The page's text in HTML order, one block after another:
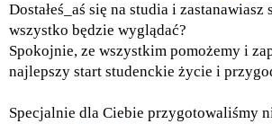
Dostałeś_aś się na studia i
wszystko będzie wyglądać?
Spokojnie, ze wszystkim pomożemy i
najlepszy start studenckie życie i
Specjalnie dla Ciebie przygotowaliśmy